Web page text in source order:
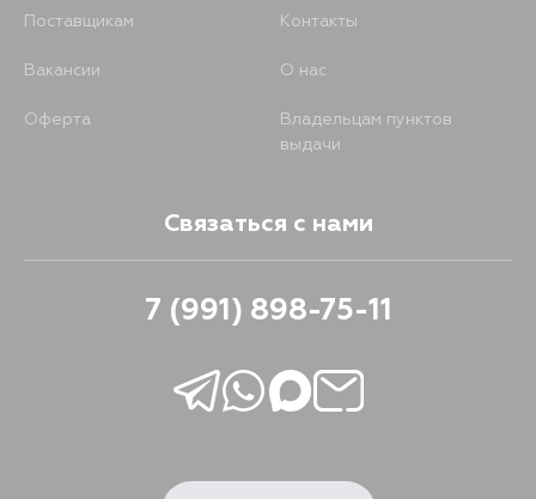
Поставщикам Контакты
Вакансии О нас
Оферта
Владельцам пунктов
выдачи
Связаться с нами
7 (991) 898-75-11